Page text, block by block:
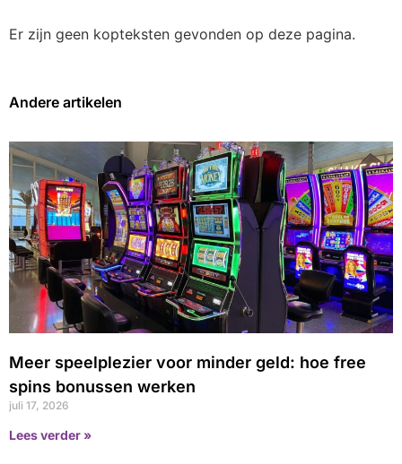
Er zijn geen kopteksten gevonden op deze pagina.
Andere artikelen
Meer speelplezier voor minder geld: hoe free
spins bonussen werken
juli 17, 2026
Lees verder »